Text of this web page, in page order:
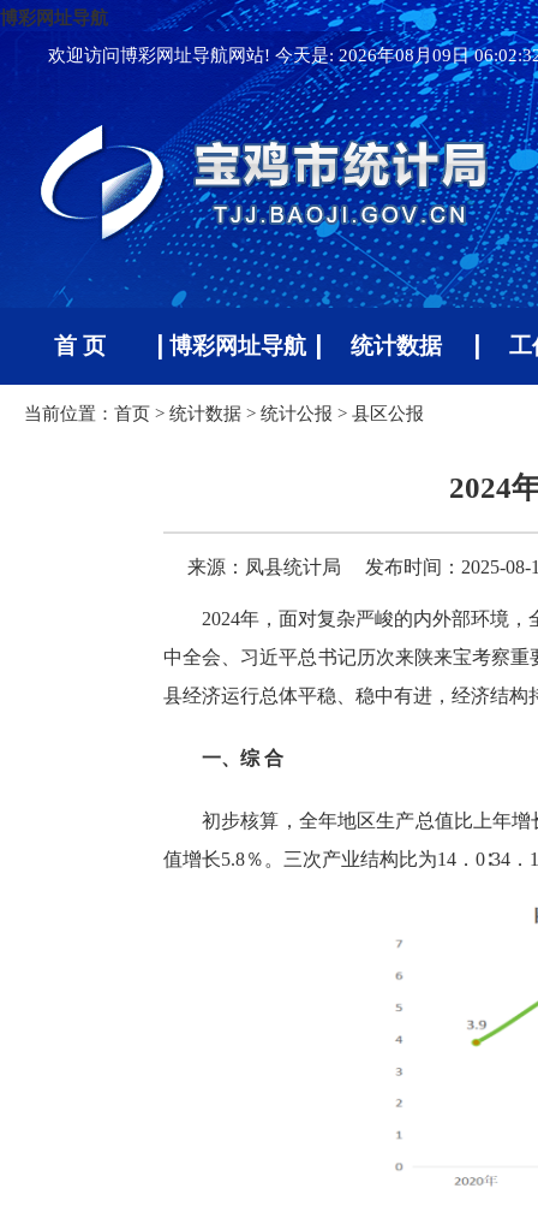
博彩网址导航
欢迎访问博彩网址导航网站! 今天是:2026年08月09日
首 页 博彩网址导航 统计数据 工
当前位置： 首页 > 统计数据 > 统计公报 > 县区公报
2024
来源：凤县统计局 发布时间：2025-08-
2024年， 面对复杂严峻的内外部环境，
中全会、习近平总书记历次来陕来宝考察
县经济运行总体平稳、稳中有进，经济结
一、综 合
初步核算，全年地区生产总值比上年增
值增长5.8％。三次产业结构比为14 ． 0∶34 ．